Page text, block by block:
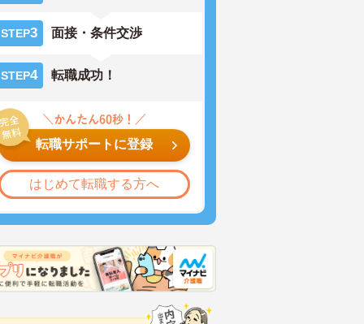
STEP3 面接・条件交渉
STEP4 転職成功！
転職サポートに登録
はじめて転職する方へ